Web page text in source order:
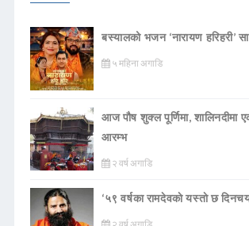
बस्यालको भजन ‘नारायण हरिहरी’
५ महिना अगाडि
आज पौष शुक्ल पूर्णिमा, शालिनदीमा
आरम्भ
२ वर्ष अगाडि
‘५९ वर्षका रामदेवकाे यस्ताे छ